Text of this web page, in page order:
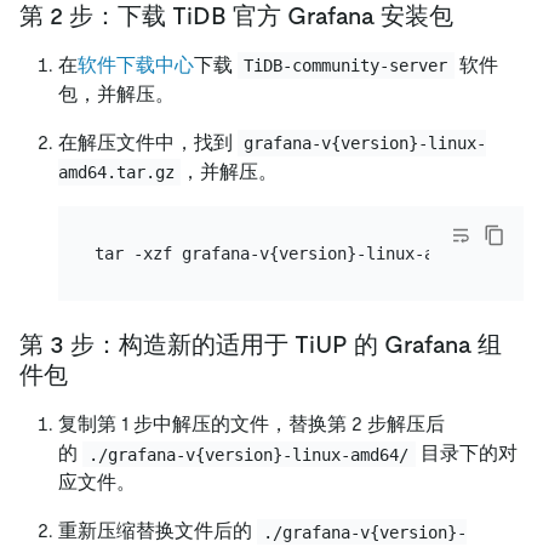
第 2 步：下载 TiDB 官方 Grafana 安装包
在软件下载中心下载 TiDB-community-server
软件
包，并解压。
在解压文件中，找到
grafana-v{version}-linux-
amd64.tar.gz
，并解压。
第 3 步：构造新的适用于 TiUP 的 Grafana 组
件包
复制第 1 步中解压的文件，替换第 2 步解压后
的
./grafana-v{version}-linux-amd64/
目录下的对
应文件。
重新压缩替换文件后的
./grafana-v{version}-